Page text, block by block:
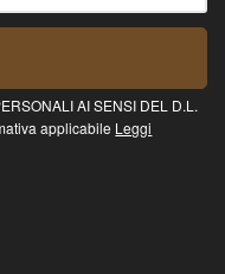
AI SENSI DEL D.L.
applicabile Leggi